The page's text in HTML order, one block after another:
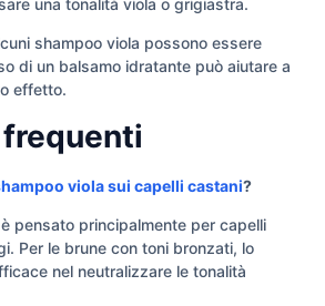
una tonalità viola o grigiastra.
shampoo viola possono essere
di un balsamo idratante può aiutare a
effetto.
viola sui capelli castani?
pensato principalmente per capelli
Per le brune con toni bronzati, lo
nel neutralizzare le tonalità